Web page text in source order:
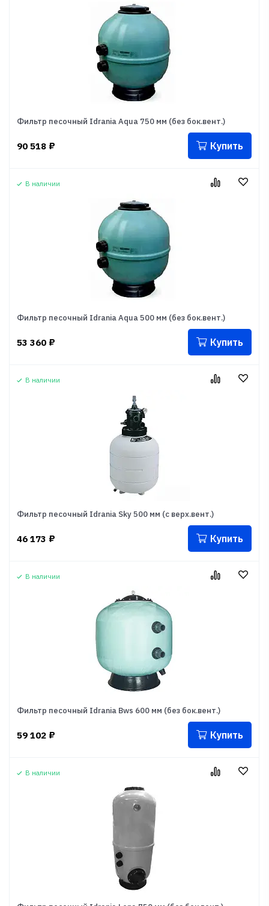
Фильтр песочный Idrania Aqua 750 мм (без бок.вент.)
90 518 ₽ Купить
В наличии
Фильтр песочный Idrania Aqua 500 мм (без бок.вент.)
53 360 ₽ Купить
В наличии
Фильтр песочный Idrania Sky 500 мм (с верх.вент.)
46 173 ₽ Купить
В наличии
Фильтр песочный Idrania Bws 600 мм (без бок.вент.)
59 102 ₽ Купить
В наличии